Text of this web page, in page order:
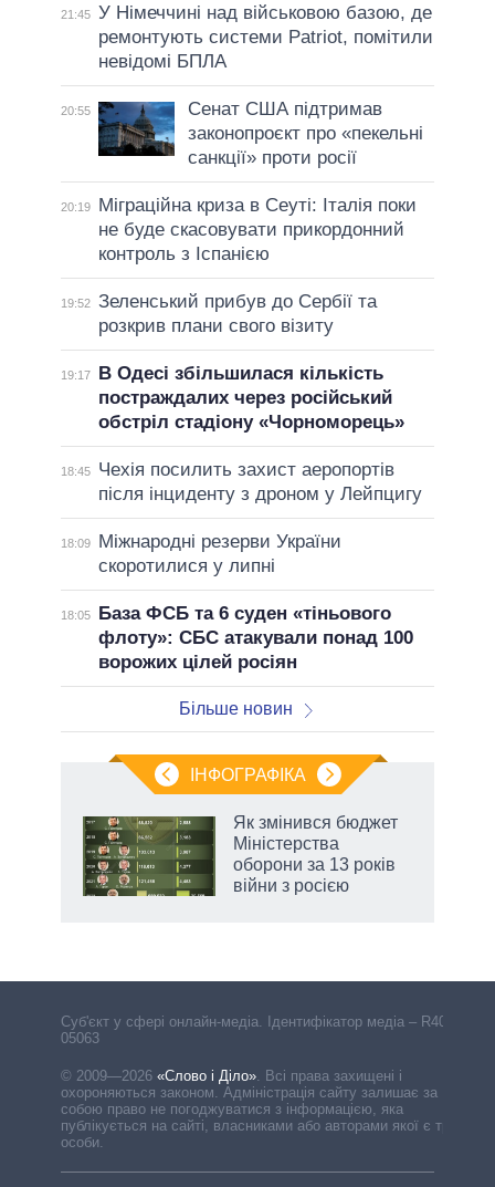
21:45 У Німеччині над військовою базою, де
ремонтують системи Patriot, помітили
невідомі БПЛА
20:55
Сенат США підтримав
законопроєкт про «пекельні
санкції» проти росії
20:19
Міграційна криза в Сеуті: Італія поки
не буде скасовувати прикордонний
контроль з Іспанією
19:52 Зеленський прибув до Сербії та
розкрив плани свого візиту
19:17
В Одесі збільшилася кількість
постраждалих через російський
обстріл стадіону «Чорноморець»
18:45
Чехія посилить захист аеропортів
після інциденту з дроном у Лейпцигу
18:09
Міжнародні резерви України
скоротилися у липні
18:05
База ФСБ та 6 суден «тіньового
флоту»: СБС атакували понад 100
ворожих цілей росіян
Більше новин
ІНФОГРАФІКА
Як змінився бюджет
Міністерства
оборони за 13 років
війни з росією
Cуб'єкт у сфері онлайн-медіа. Ідентифікатор медіа – R40-
05063
© 2009—2026 «Слово і Діло» Всі права захищені і
охороняються законом. Адміністрація сайту залишає за
собою право не погоджуватися з інформацією, яка
публікується на сайті, власниками або авторами якої є треті
особи.